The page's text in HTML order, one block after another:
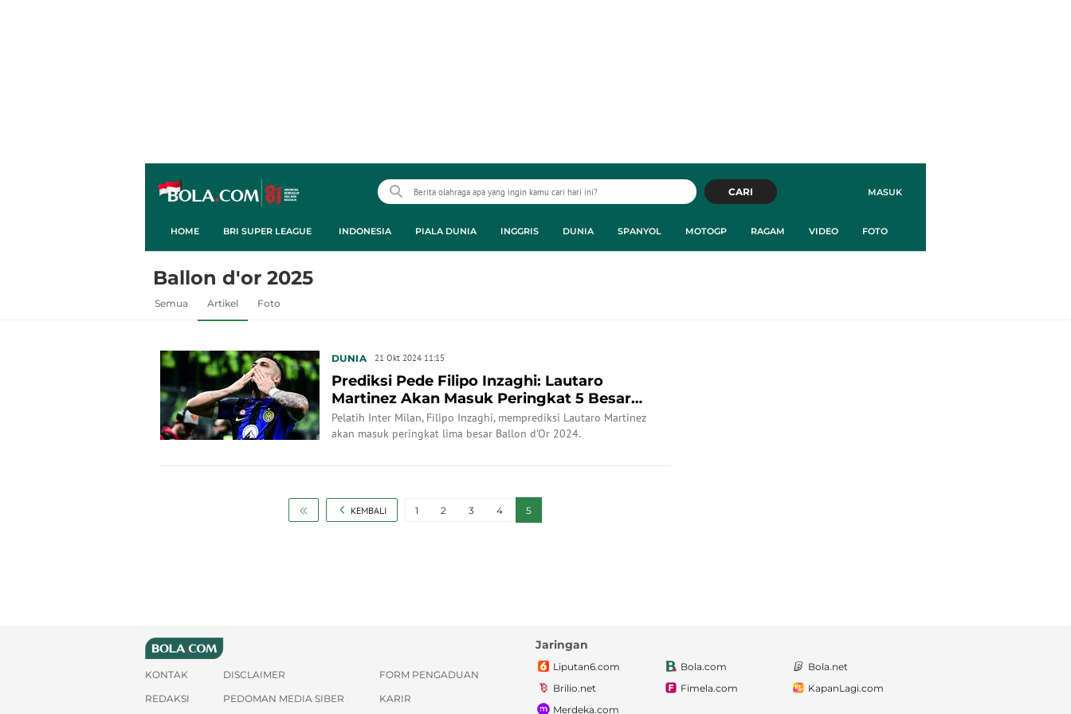
MASUK
CARI
HOME BRI SUPER LEAGUE INDONESIA PIALA DUNIA INGGRIS DUNIA SPANYOL MOTOGP RAGAM VIDEO FOTO
Ballon d'or 2025
Semua Artikel Foto
DUNIA 21 Okt 2024 11:15
Prediksi Pede Filipo Inzaghi: Lautaro
Martinez Akan Masuk Peringkat 5 Besar
Ballon d'Or 20...
Pelatih Inter Milan, Filipo Inzaghi, memprediksi Lautaro Martinez
akan masuk peringkat lima besar Ballon d'Or 2024.
KEMBALI 1 2 3 4 5
KONTAK DISCLAIMER
FORM PENGADUAN
REDAKSI
PEDOMAN MEDIA SIBER KARIR
Jaringan
Liputan6.com Bola.com
Bola.net
Brilio.net
Fimela.com
KapanLagi.com
Merdeka.com